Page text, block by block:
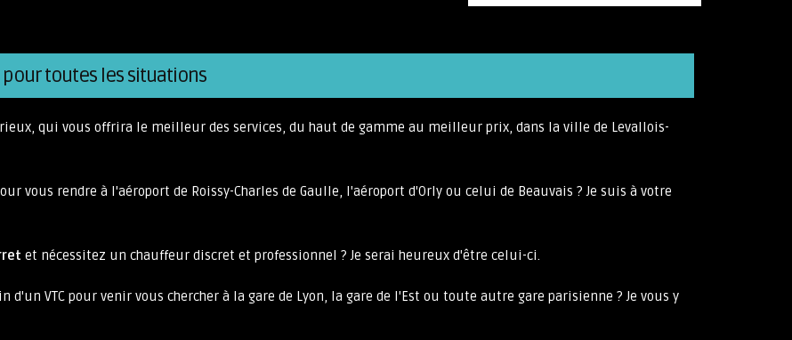
pour toutes les situations
qui vous offrira le meilleur des services, du haut de gamme au meilleur prix, dans la ville de Levallois-
vous rendre à l'aéroport de Roissy-Charles de Gaulle, l'aéroport d'Orly ou celui de Beauvais ? Je suis à votre
et nécessitez un chauffeur discret et professionnel ? Je serai heureux d'être celui-ci.
d'un VTC pour venir vous chercher à la gare de Lyon, la gare de l'Est ou toute autre gare parisienne ? Je vous y